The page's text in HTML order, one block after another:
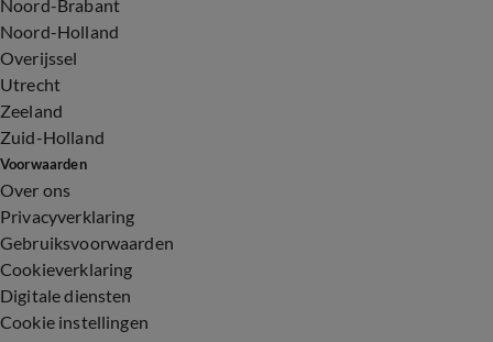
Noord-Brabant
Noord-Holland
Overijssel
Utrecht
Zeeland
Zuid-Holland
Voorwaarden
Over ons
Privacyverklaring
Gebruiksvoorwaarden
Cookieverklaring
Digitale diensten
Cookie instellingen